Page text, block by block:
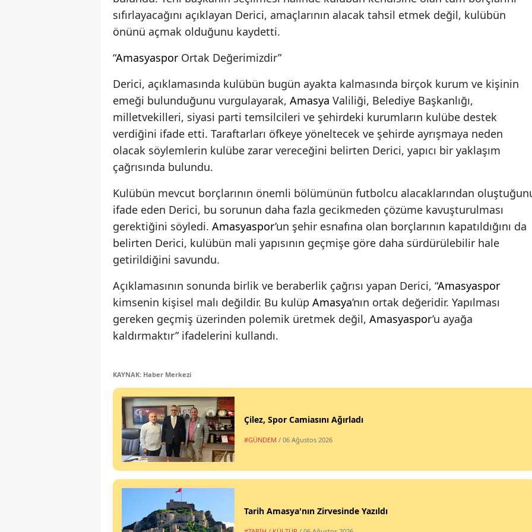
sıfırlayacağını açıklayan Derici, amaçlarının alacak tahsil etmek değil, kulübün
önünü açmak olduğunu kaydetti.
“Amasyaspor Ortak Değerimizdir”
Derici, açıklamasında kulübün bugün ayakta kalmasında birçok kurum ve kişinin
emeği bulunduğunu vurgulayarak, Amasya Valiliği, Belediye Başkanlığı,
milletvekilleri, siyasi parti temsilcileri ve şehirdeki kurumların kulübe destek
verdiğini ifade etti. Taraftarları öfkeye yöneltecek ve şehirde ayrışmaya neden
olacak söylemlerin kulübe zarar vereceğini belirten Derici, yapıcı bir yaklaşım
çağrısında bulundu.
Kulübün mevcut borçlarının önemli bölümünün futbolcu alacaklarından
ifade eden Derici, bu sorunun daha fazla gecikmeden çözüme kavuşturulması
gerektiğini söyledi. Amasyaspor’un şehir esnafına olan borçlarının kapatıldığını da
belirten Derici, kulübün mali yapısının geçmişe göre daha sürdürülebilir hale
getirildiğini savundu.
Açıklamasının sonunda birlik ve beraberlik çağrısı yapan Derici, “Amasyaspor
kimsenin kişisel malı değildir. Bu kulüp Amasya’nın ortak değeridir. Yapılması
gereken geçmiş üzerinden polemik üretmek değil, Amasyaspor’u ayağa
kaldırmaktır” ifadelerini kullandı.
KAYNAK: Haber Merkezi
Çilez, Spor Camiasını Ağırladı
#GÜNDEM / 06 Ağustos 2026
Tarih Amasya'nın Zirvesinde Yazıldı